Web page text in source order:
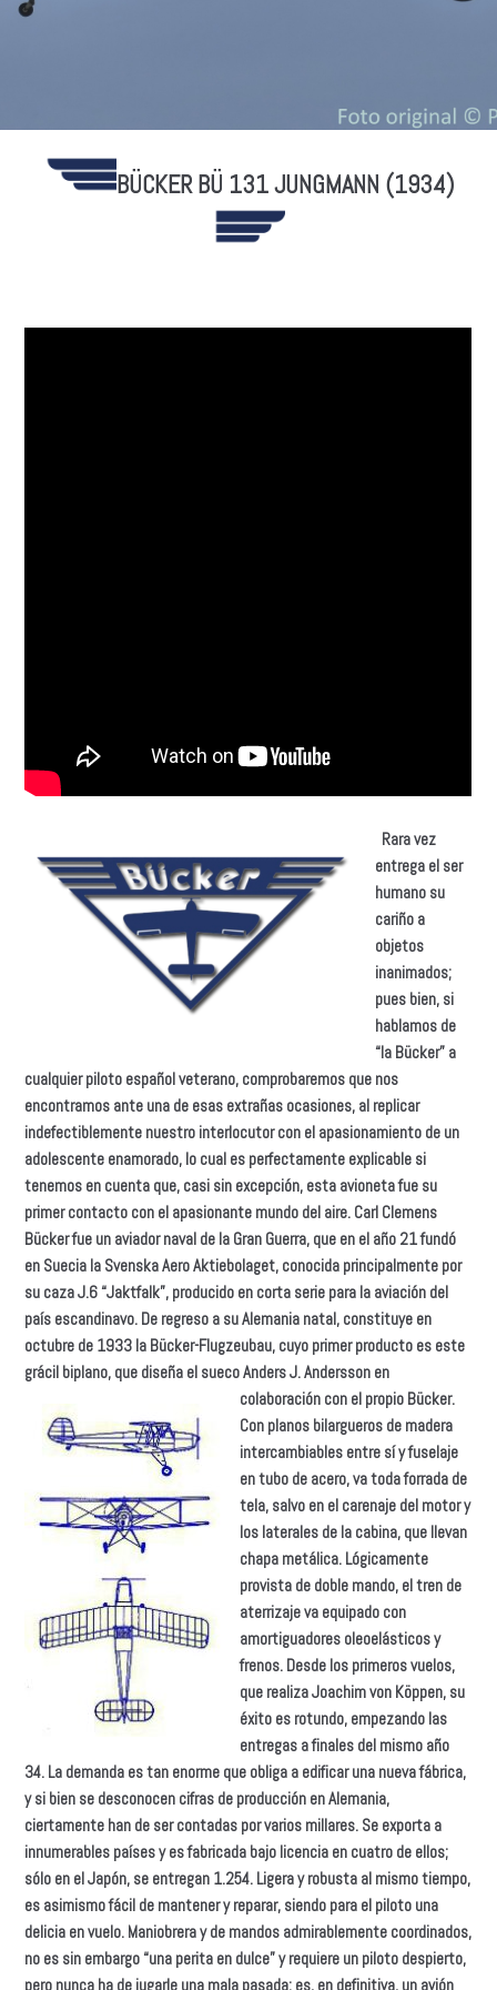
BÜCKER BÜ 131 JUNGMANN (1934)
Rara vez
entrega el ser
humano su
cariño a
objetos
inanimados;
pues bien, si
hablamos de
“la Bücker” a
cualquier piloto español veterano, comprobaremos que nos
encontramos ante una de esas extrañas ocasiones, al replicar
indefectiblemente nuestro interlocutor con el apasionamiento de un
adolescente enamorado, lo cual es perfectamente explicable si
tenemos en cuenta que, casi sin excepción, esta avioneta fue su
primer contacto con el apasionante mundo del aire. Carl Clemens
Bücker fue un aviador naval de la Gran Guerra, que en el año 21 fundó
en Suecia la Svenska Aero Aktiebolaget, conocida principalmente por
su caza J.6 “Jaktfalk”, producido en corta serie para la aviación del
país escandinavo. De regreso a su Alemania natal, constituye en
octubre de 1933 la Bücker-Flugzeubau, cuyo primer producto es este
grácil biplano, que diseña el sueco Anders J. Andersson en
colaboración con el propio Bücker.
Con planos bilargueros de madera
intercambiables entre sí y fuselaje
en tubo de acero, va toda forrada de
tela, salvo en el carenaje del motor y
los laterales de la cabina, que llevan
chapa metálica. Lógicamente
provista de doble mando, el tren de
aterrizaje va equipado con
amortiguadores oleoelásticos y
frenos. Desde los primeros vuelos,
que realiza Joachim von Köppen, su
éxito es rotundo, empezando las
entregas a finales del mismo año
34. La demanda es tan enorme que obliga a edificar una nueva fábrica,
y si bien se desconocen cifras de producción en Alemania,
ciertamente han de ser contadas por varios millares. Se exporta a
innumerables países y es fabricada bajo licencia en cuatro de ellos;
sólo en el Japón, se entregan 1.254. Ligera y robusta al mismo tiempo,
es asimismo fácil de mantener y reparar, siendo para el piloto una
delicia en vuelo. Maniobrera y de mandos admirablemente coordinados,
no es sin embargo “una perita en dulce” y requiere un piloto despierto,
pero nunca ha de jugarle una mala pasada; es, en definitiva, un avión